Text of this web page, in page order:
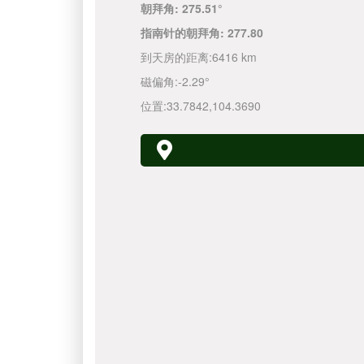
朝拜角: 275.51°
指南针的朝拜角: 277.80
到天房的距离:6416 km
磁偏角:-2.29°
位置:33.7842,104.3690